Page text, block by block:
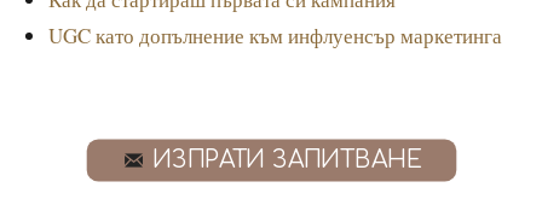
UGC като допълнение към инфлуенсър маркетинга
ИЗПРАТИ ЗАПИТВАНЕ